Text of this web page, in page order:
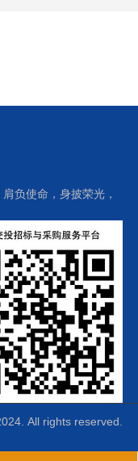
负使命，身披荣光，
All rights reserved.